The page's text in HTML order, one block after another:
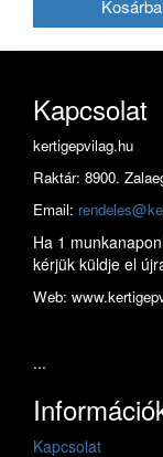
Kapcsolat
kertigepvilag.hu
Raktár: 8900.
Email:
Ha 1
kérjük küldje el
Web:
...
Kapcsolat